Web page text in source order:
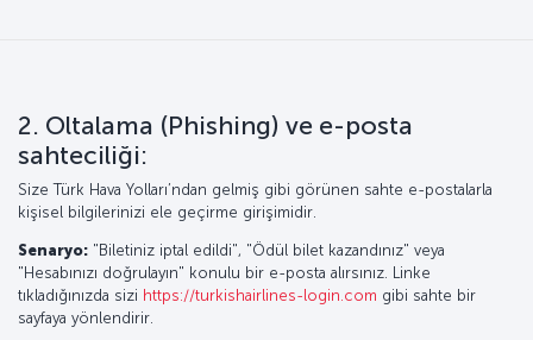
2. Oltalama (Phishing) ve e-posta
sahteciliği:
Size Türk Hava Yolları’ndan gelmiş gibi görünen sahte e-postalarla
kişisel bilgilerinizi ele geçirme girişimidir.
Senaryo: "Biletiniz iptal edildi", "Ödül bilet kazandınız" veya
"Hesabınızı doğrulayın" konulu bir e-posta alırsınız. Linke
tıkladığınızda sizi https://turkishairlines-login.com gibi sahte bir
sayfaya yönlendirir.